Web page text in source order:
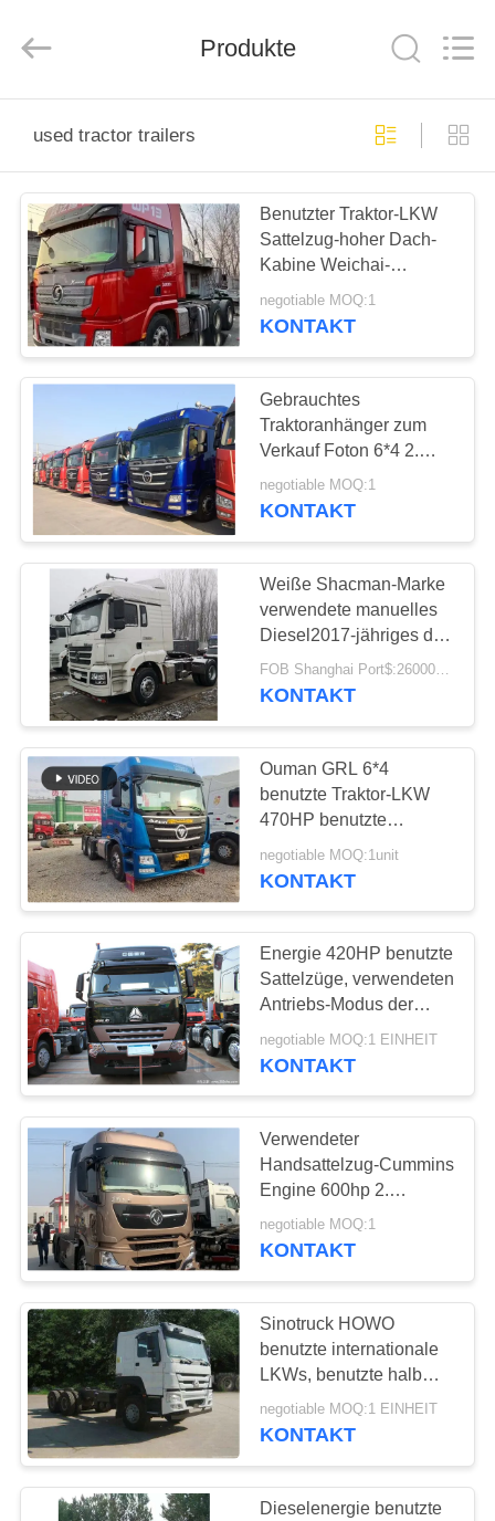
PRODUKTE
ÜBER
UNS
FABRIK-
QUALITÄTSKONTROLLE
TRETEN
SIE
MIT
UNS
VERBINDUNG
FORDERN
SIE EIN
ZITAT
SITEMAP
DATENSCHUTZRICHTLINIE
LTD..
Produkte
used tractor trailers
Benutzter Traktor-LKW
Sattelzug-hoher Dach-
Kabine Weichai-
Maschinen-500hp 6×4
SHACMAN D'LONG
negotiable MOQ:1
KONTAKT
Gebrauchtes
Traktoranhänger zum
Verkauf Foton 6*4 2.
Traktorkopf 2020 Jahr
Low Mileage Semi
negotiable MOQ:1
KONTAKT
Weiße Shacman-Marke
verwendete manuelles
Diesel2017-jähriges des
Euros V der Sattelzug-
350hp
FOB Shanghai Port$:26000~36000 usd MOQ:1 EINHEIT
KONTAKT
Ouman GRL 6*4
benutzte Traktor-LKW
470HP benutzte
Sattelzug-Diesel
negotiable MOQ:1unit
KONTAKT
Energie 420HP benutzte
Sattelzüge, verwendeten
Antriebs-Modus der
Werbungs-LKW-LHD
negotiable MOQ:1 EINHEIT
KONTAKT
Verwendeter
Handsattelzug-Cummins
Engine 600hp 2.
Antriebs-Modus
LHD/RHD des
negotiable MOQ:1
KONTAKT
Sinotruck HOWO
benutzte internationale
LKWs, benutzte halb
Anhänger mit
Dieselmotor 4x2
negotiable MOQ:1 EINHEIT
KONTAKT
Dieselenergie benutzte